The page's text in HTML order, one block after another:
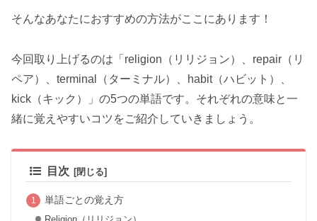
そんなあなたにおすすめの方法がここにあります！
今回取り上げるのは「religion（リリジョン）、repair（リ
ペア）、terminal（ターミナル）、habit（ハビット）、
kick（キック）」の5つの単語です。それぞれの意味と一
緒に覚えやすいコツをご紹介していきましょう。
目次
単語ごとの覚え方